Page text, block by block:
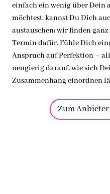
einfach ein wenig über Dein
möchtest, kannst Du Dich
austauschen; wir finden
Termin dafür. Fühle Dich
Anspruch auf Perfektion –
neugierig darauf, wie sich
Zusammenhang einordnen
Zum